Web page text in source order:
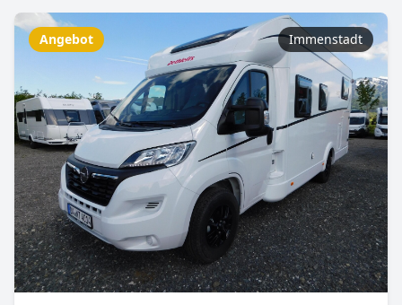
Angebot Immenstadt